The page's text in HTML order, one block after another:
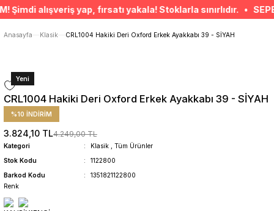
ÜCRETSİZ TESLİMAT İMKANI
SÜRDÜRÜLEBİLİR ÜRÜNLER
Anasayfa
Klasik CRL1004 Hakiki Deri Oxford Erkek Ayakkabı 39 - SİYAH
Yeni
CRL1004 Hakiki Deri Oxford Erkek Ayakkabı 39 - SİYAH
%10 İNDİRİM
3.824,10 TL4.249,00 TL
Kategori Klasik
Tüm Ürünler
Stok Kodu
1122800
Barkod Kodu
1351821122800
Renk
alışveriş yap, fırsatı yakala! Stoklarla sınırlıdır. •